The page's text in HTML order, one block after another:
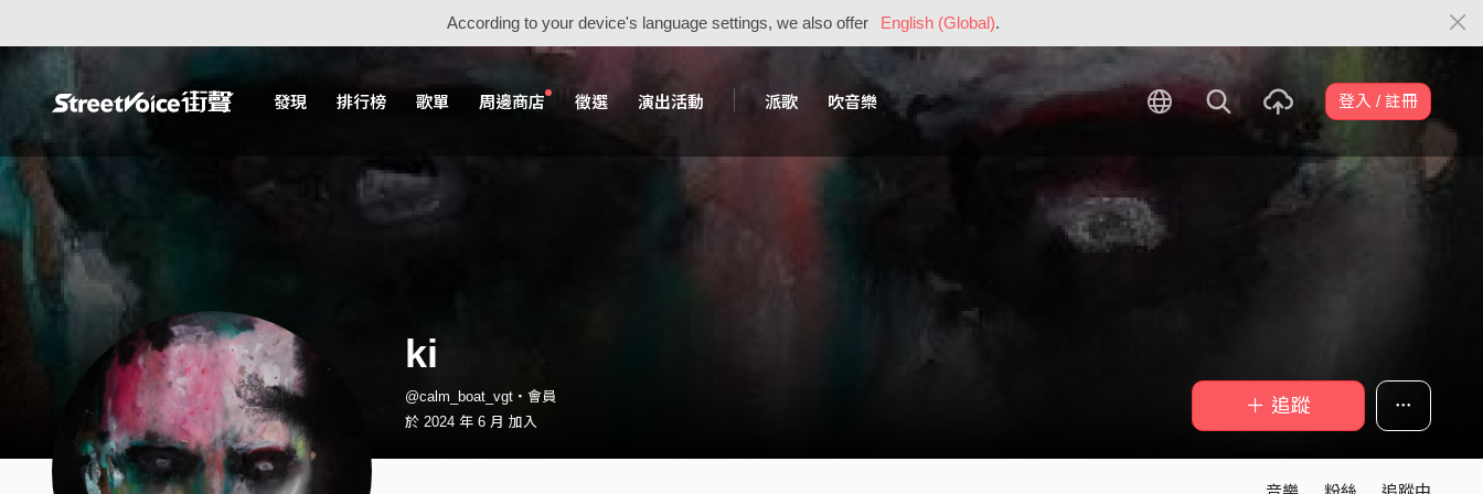
According to your device's language settings, we also offer English (Global).
發現 排行榜 歌單 周邊商店 徵選 演出活動 派歌 吹音樂 登入 / 註冊
ki
@calm_boat_vgt・會員
於 2024 年 6 月 加入
＋ 追蹤